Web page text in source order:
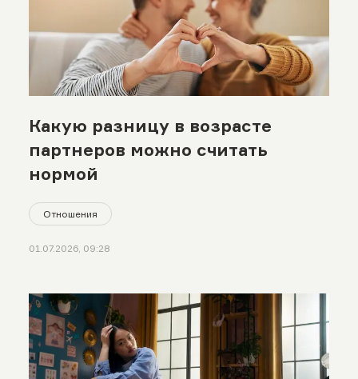
Какую разницу в возрасте
партнеров можно считать
нормой
Отношения
01.07.2026, 09:28